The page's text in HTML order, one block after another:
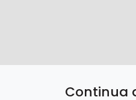
Continua